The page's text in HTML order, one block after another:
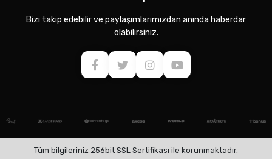
Bizi takip edebilir ve paylaşımlarımızdan anında haberdar
olabilirsiniz.
Tüm bilgileriniz 256bit SSL Sertifikası ile korunmaktadır.